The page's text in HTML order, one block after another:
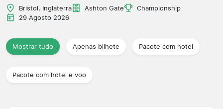
Bristol, Inglaterra Ashton Gate
Championship
29 Agosto 2026
Mostrar tudo Apenas bilhete Pacote com hotel
Pacote com hotel e voo